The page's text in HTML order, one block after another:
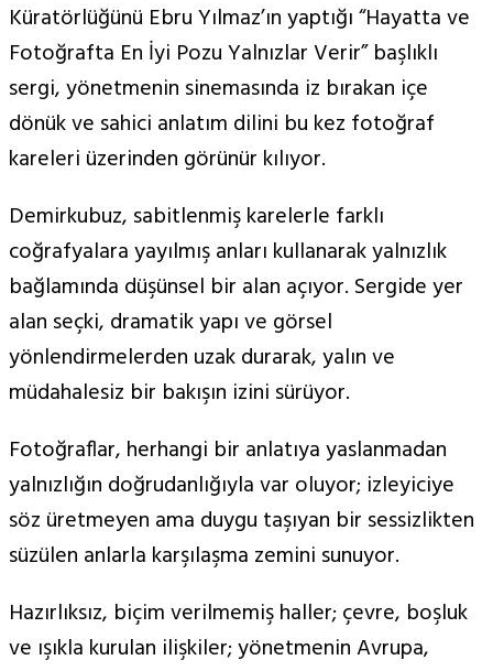
Küratörlüğünü Ebru Yılmaz’ın yaptığı “Hayatta ve
Fotoğrafta En İyi Pozu Yalnızlar Verir” başlıklı
sergi, yönetmenin sinemasında iz bırakan içe
dönük ve sahici anlatım dilini bu kez fotoğraf
kareleri üzerinden görünür kılıyor.
Demirkubuz, sabitlenmiş karelerle farklı
coğrafyalara yayılmış anları kullanarak yalnızlık
bağlamında düşünsel bir alan açıyor. Sergide yer
alan seçki, dramatik yapı ve görsel
yönlendirmelerden uzak durarak, yalın ve
müdahalesiz bir bakışın izini sürüyor.
Fotoğraflar, herhangi bir anlatıya yaslanmadan
yalnızlığın doğrudanlığıyla var oluyor; izleyiciye
söz üretmeyen ama duygu taşıyan bir sessizlikten
süzülen anlarla karşılaşma zemini sunuyor.
Hazırlıksız, biçim verilmemiş haller; çevre, boşluk
ve ışıkla kurulan ilişkiler; yönetmenin Avrupa,